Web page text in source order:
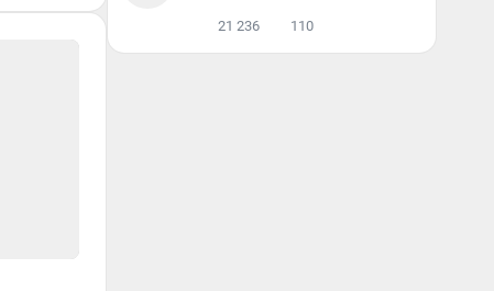
21 236 110